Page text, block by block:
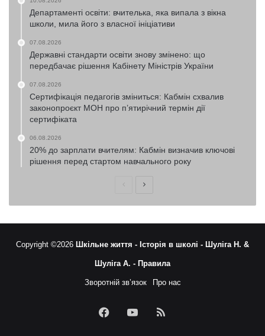
Департаменті освіти: вчителька, яка випала з вікна
школи, мила його з власної ініціативи
07.08.2026
Державні стандарти освіти знову змінено: що
передбачає рішення Кабінету Міністрів України
07.08.2026
Сертифікація педагогів зміниться: Кабмін схвалив
законопроєкт МОН про п’ятирічний термін дії
сертифіката
06.08.2026
20% до зарплати вчителям: Кабмін визначив ключові
рішення перед стартом навчального року
ПопередняНаступна
Copyright ©2026 Шкільне життя - Історія в школі - Шуліга Н. &
Шуліга А. - Правила
Зворотній зв’язок Про нас
FacebookYouTubeRSS